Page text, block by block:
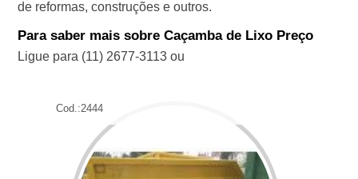
de reformas, construções e outros.
Para saber mais sobre Caçamba de Lixo Preço
Ligue para (11) 2677-3113ou
Cod.:2444